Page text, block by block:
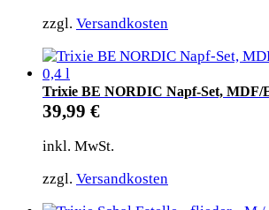
zzgl. Versandkosten
Trixie BE NORDIC Napf-Set, MDF/
39,99 €
inkl. MwSt.
zzgl. Versandkosten